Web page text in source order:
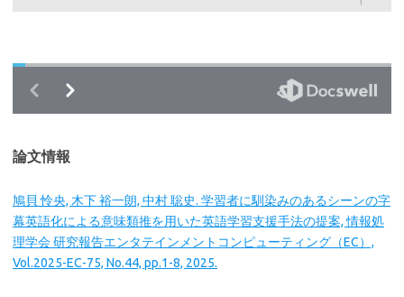
論文情報
鳩貝 怜央, 木下 裕一朗, 中村 聡史. 学習者に馴染みのあるシーンの字
幕英語化による意味類推を用いた英語学習支援手法の提案, 情報処
理学会 研究報告エンタテインメントコンピューティング（EC）,
Vol.2025-EC-75, No.44, pp.1-8, 2025.